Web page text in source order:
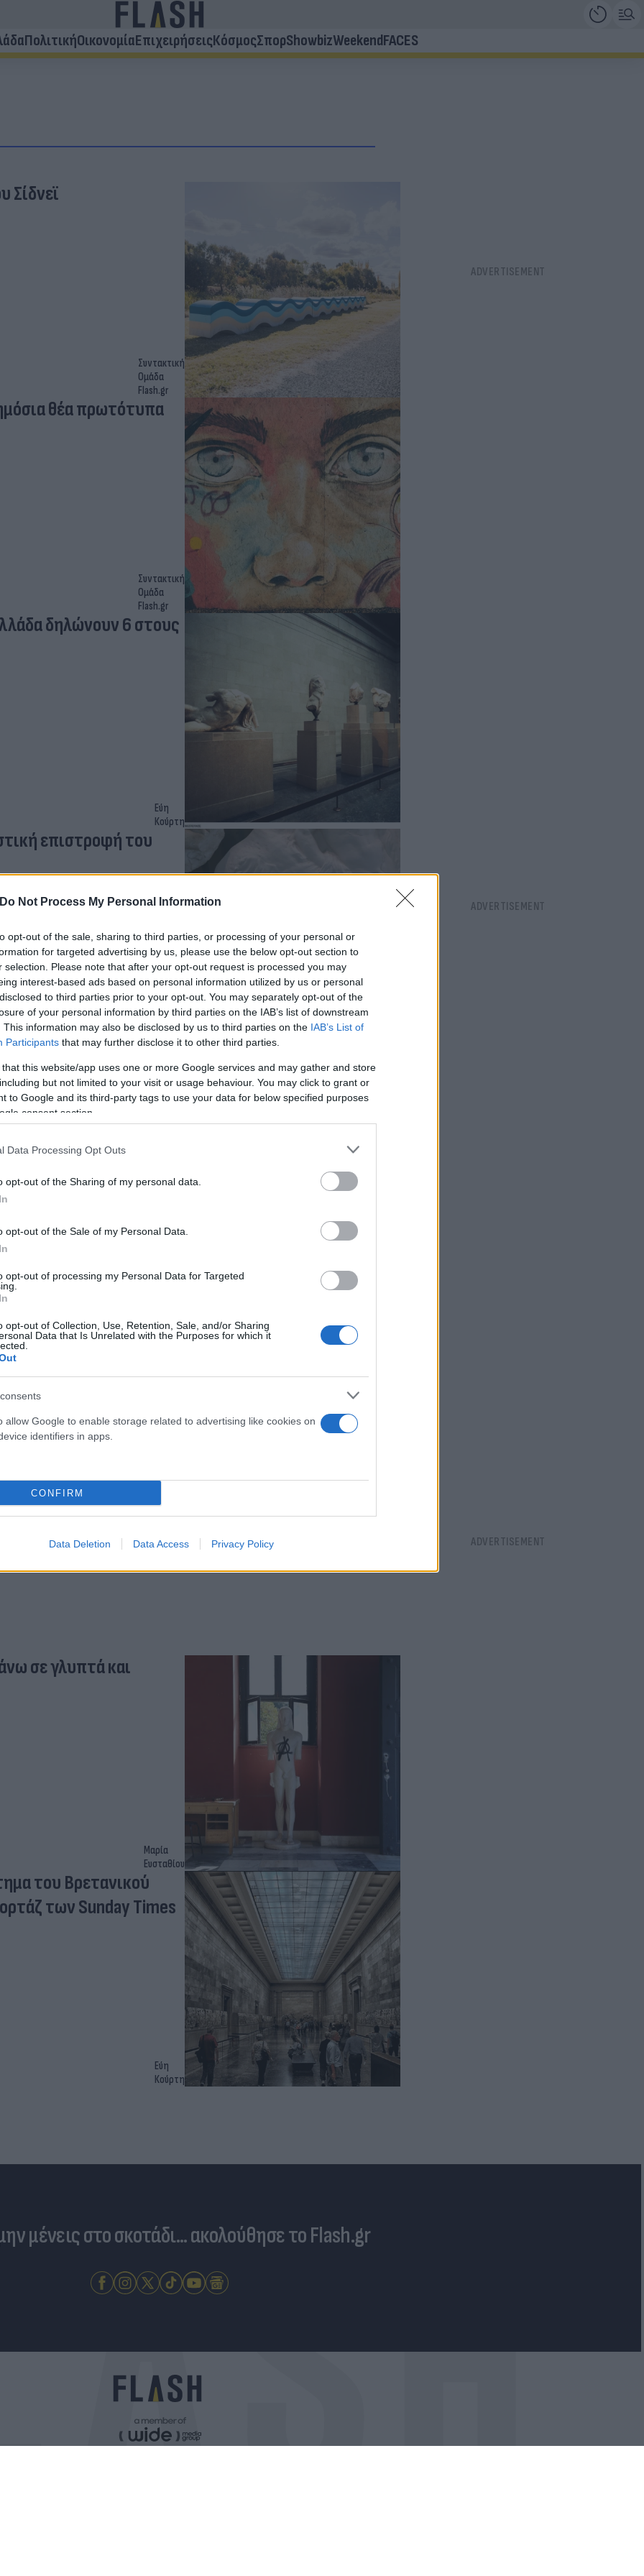
Do Not Process My Personal Information
opt-out of the sale, sharing to third parties, or processing of your personal or
for targeted advertising by us, please use the below opt-out section to
selection. Please note that after your opt-out request is processed you may
interest-based ads based on personal information utilized by us or personal
to third parties prior to your opt-out. You may separately opt-out of the
of your personal information by third parties on the IAB’s list of downstream
This information may also be disclosed by us to third parties on the IAB’s List of
Participants that may further disclose it to other third parties.
that this website/app uses one or more Google services and may gather and store
but not limited to your visit or usage behaviour. You may click to grant or
to Google and its third-party tags to use your data for below specified purposes
consent section.
Data Processing Opt Outs
opt-out of the Sharing of my personal data.
opt-out of the Sale of my Personal Data.
opt-out of processing my Personal Data for Targeted
opt-out of Collection, Use, Retention, Sale, and/or Sharing
Data that Is Unrelated with the Purposes for which it
allow Google to enable storage related to advertising like cookies on
identifiers in apps.
CONFIRM
Data Deletion Data Access Privacy Policy
ΠολιτικήΟικονομίαΕπιχειρήσειςΚόσμοςΣπορShowbizWeekendFACES
Σίδνεϊ
Συντακτική
Ομάδα
Flash.gr
θέα πρωτότυπα
Συντακτική
Ομάδα
Flash.gr
δηλώνουν 6 στους
Εύη
Κούρτη
επιστροφή του
Εύη
Κούρτη
την
Εύη
με "αμοιβαίο
σε γλυπτά και
Μαρία
Ευσταθίου
του Βρετανικού
των Sunday Times
Εύη
Κούρτη
μένεις στο σκοτάδι... ακολούθησε το Flash.gr